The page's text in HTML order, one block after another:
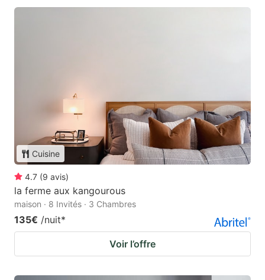
Cuisine
4.7 (9 avis)
la ferme aux kangourous
maison · 8 Invités · 3 Chambres
135€ /nuit*
Voir l’offre